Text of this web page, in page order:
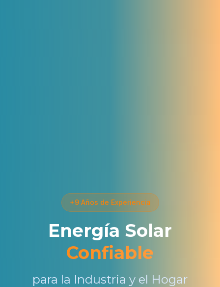
+9 Años de Experiencia
Energía Solar
Confiable
para la Industria y el Hogar